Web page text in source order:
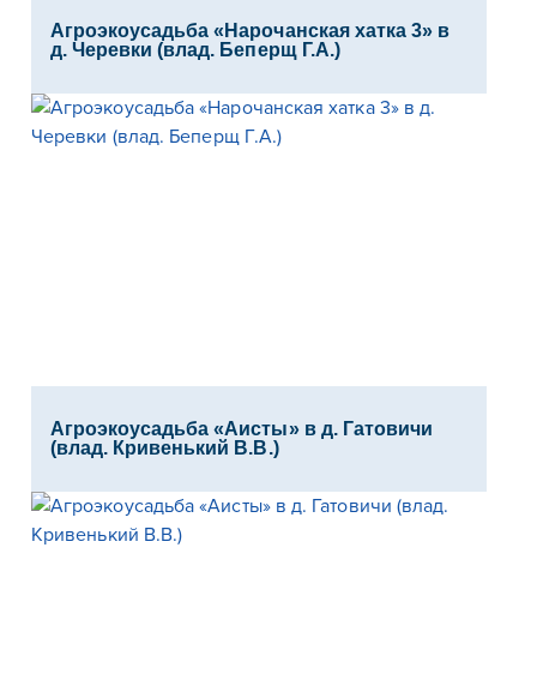
Агроэкоусадьба «Нарочанская хатка 3» в
д. Черевки (влад. Беперщ Г.А.)
Агроэкоусадьба «Аисты» в д. Гатовичи
(влад. Кривенький В.В.)